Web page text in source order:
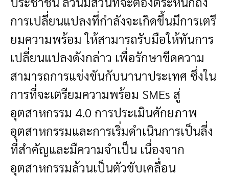
การเปลี่ยนแปลงที่กำลังจะเกิดขึ้นมีการเตรี
ยมความพร้อม ให้สามารถรับมือให้ทันการ
เปลี่ยนแปลงดังกล่าว เพื่อรักษาขีดความ
สามารถการแข่งขันกับนานาประเทศ ซึ่งใน
การที่จะเตรียมความพร้อม SMEs สู่
อุตสาหกรรม 4.0 การประเมินศักยภาพ
อุตสาหกรรมและการเริ่มดำเนินการเป็นลี่ง
ที่สำคัญและมืความจำเป็น เนื่องจาก
อุตสาหกรรมล้วนเป็นตัวขับเคลื่อน